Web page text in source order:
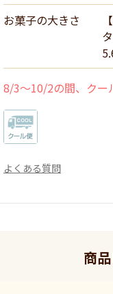
お菓子の大きさ
8/3～10/2の間、クー
よくある質問
商